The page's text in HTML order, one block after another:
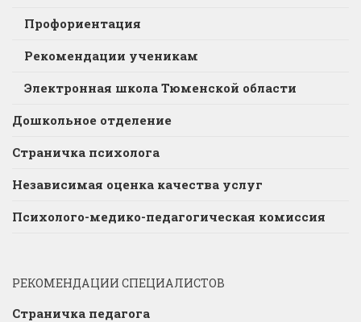
Профориентация
Рекомендации ученикам
Электронная школа Тюменской области
Дошкольное отделение
Страничка психолога
Независимая оценка качества услуг
Психолого-медико-педагогическая комиссия
РЕКОМЕНДАЦИИ СПЕЦИАЛИСТОВ
Страничка педагога